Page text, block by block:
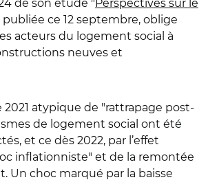
de son étude "Perspectives sur le
publiée ce 12 septembre, oblige
acteurs du logement social à
neuves et
2021 atypique de "rattrapage post-
de logement social ont été
et ce dès 2022, par l’effet
inflationniste" et de la remontée
Un choc marqué par la baisse